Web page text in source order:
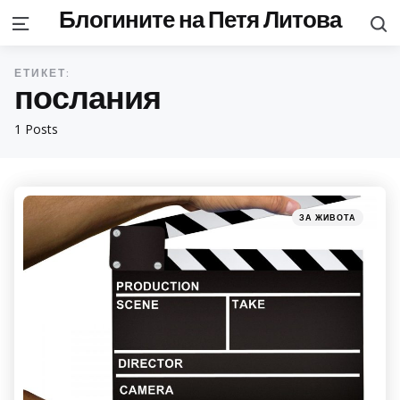
MenuБлогините на Петя Литова
1 Posts
ЕТИКЕТ:
послания
Categories
Posted
ЗА ЖИВОТА